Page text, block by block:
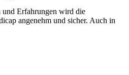
und Erfahrungen wird die
angenehm und sicher. Auch in